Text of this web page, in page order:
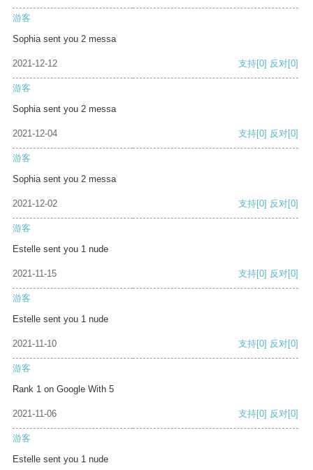
游客
Sophia sent you 2 messa
2021-12-12 支持[0] 反对[0]
游客
Sophia sent you 2 messa
2021-12-04 支持[0] 反对[0]
游客
Sophia sent you 2 messa
2021-12-02 支持[0] 反对[0]
游客
Estelle sent you 1 nude
2021-11-15 支持[0] 反对[0]
游客
Estelle sent you 1 nude
2021-11-10 支持[0] 反对[0]
游客
Rank 1 on Google With 5
2021-11-06 支持[0] 反对[0]
游客
Estelle sent you 1 nude